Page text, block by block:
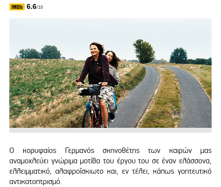
6.6/10
O κορυφαίος Γερμανός σκηνοθέτης των καιρών μας
αναμοχλεύει γνώριμα μοτίβα του έργου του σε έναν ελάσσονα,
ελλειμματικό, αλαφροΐσκιωτο και, εν τέλει, κάπως γοητευτικό
αντικατοπτρισμό.